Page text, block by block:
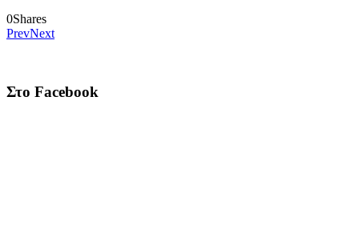
0Shares
PrevNext
Στο Facebook